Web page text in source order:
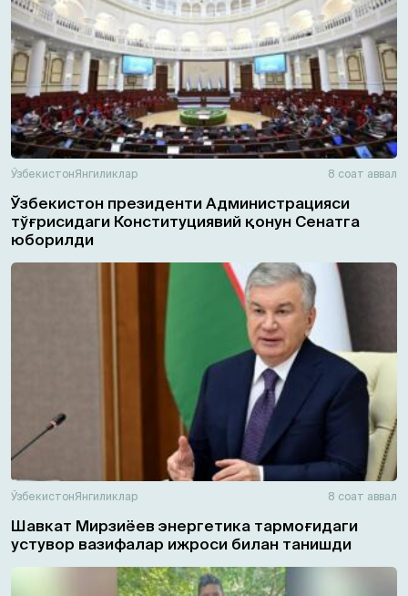
ЎзбекистонЯнгиликлар 8 соат аввал
Ўзбекистон президенти Администрацияси
тўғрисидаги Конституциявий қонун Сенатга
юборилди
ЎзбекистонЯнгиликлар 8 соат аввал
Шавкат Мирзиёев энергетика тармоғидаги
устувор вазифалар ижроси билан танишди